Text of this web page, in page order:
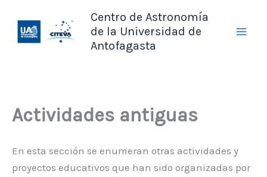
contenido
Centro de Astronomía
de la Universidad de
Antofagasta
Actividades antiguas
En esta sección se enumeran otras actividades y
proyectos educativos que han sido organizadas por